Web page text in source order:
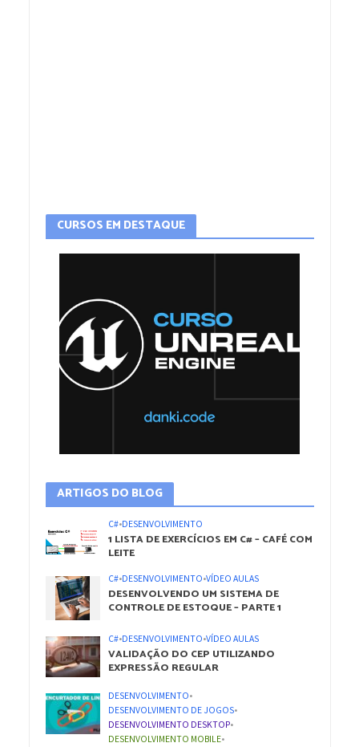
CURSOS EM DESTAQUE
ARTIGOS DO BLOG
C#•DESENVOLVIMENTO
1 LISTA DE EXERCÍCIOS EM C# – CAFÉ COM
LEITE
C#•DESENVOLVIMENTO•VÍDEO AULAS
DESENVOLVENDO UM SISTEMA DE
CONTROLE DE ESTOQUE – PARTE 1
C#•DESENVOLVIMENTO•VÍDEO AULAS
VALIDAÇÃO DO CEP UTILIZANDO
EXPRESSÃO REGULAR
DESENVOLVIMENTO•
DESENVOLVIMENTO DE JOGOS•
DESENVOLVIMENTO DESKTOP•
DESENVOLVIMENTO MOBILE•